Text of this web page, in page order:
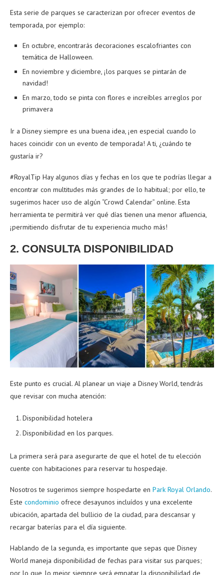
Esta serie de parques se caracterizan por ofrecer eventos de
temporada, por ejemplo:
En octubre, encontrarás decoraciones escalofriantes con
temática de Halloween.
En noviembre y diciembre, ¡los parques se pintarán de
navidad!
En marzo, todo se pinta con flores e increíbles arreglos por
primavera
Ir a Disney siempre es una buena idea, ¡en especial cuando lo
haces coincidir con un evento de temporada! A ti, ¿cuándo te
gustaría ir?
#RoyalTip Hay algunos días y fechas en los que te podrías llegar a
encontrar con multitudes más grandes de lo habitual; por ello, te
sugerimos hacer uso de algún “Crowd Calendar” online. Esta
herramienta te permitirá ver qué días tienen una menor afluencia,
¡permitiendo disfrutar de tu experiencia mucho más!
2. CONSULTA DISPONIBILIDAD
Este punto es crucial. Al planear un viaje a Disney World, tendrás
que revisar con mucha atención:
Disponibilidad hotelera
Disponibilidad en los parques.
La primera será para asegurarte de que el hotel de tu elección
cuente con habitaciones para reservar tu hospedaje.
Nosotros te sugerimos siempre hospedarte en Park Royal Orlando.
Este condominio ofrece desayunos incluídos y una excelente
ubicación, apartada del bullicio de la ciudad, para descansar y
recargar baterías para el día siguiente.
Hablando de la segunda, es importante que sepas que Disney
World maneja disponibilidad de fechas para visitar sus parques;
por lo que, lo mejor siempre será empatar la disponibilidad de